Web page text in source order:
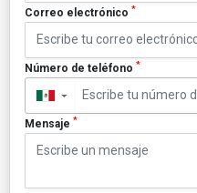
Correo electrónico *
Número de teléfono *
▼
Mensaje *